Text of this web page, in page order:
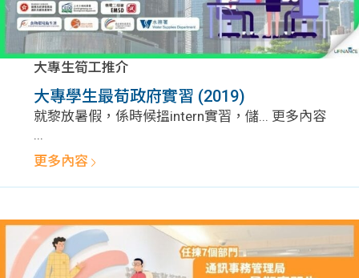
大專生筍工推介
大專學生最荀政府實習 (2019)
就黎放暑假，係時候搵intern實習，儲... 更多內容
...
更多內容